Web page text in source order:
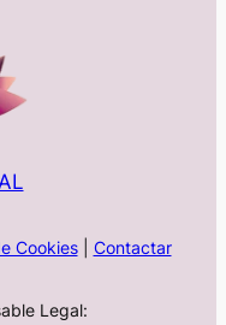
Cookies| Contactar
Legal: